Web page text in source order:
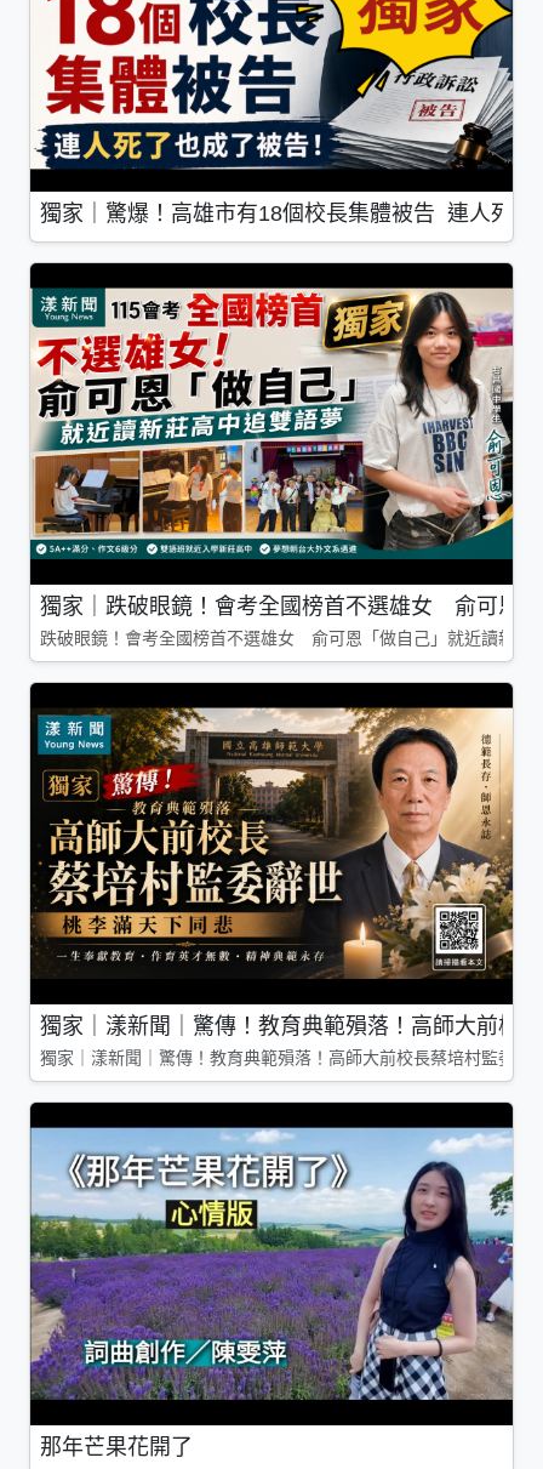
獨家｜驚爆！高雄市有18個校長集體被告 連人死了
獨家｜跌破眼鏡！會考全國榜首不選雄女 俞可恩
跌破眼鏡！會考全國榜首不選雄女 俞可恩「做自己」就近讀新莊
獨家｜漾新聞｜驚傳！教育典範殞落！高師大前校
獨家｜漾新聞｜驚傳！教育典範殞落！高師大前校長蔡培村監委
那年芒果花開了